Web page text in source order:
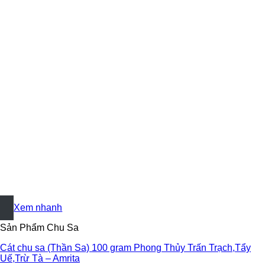
+
Xem nhanh
Sản Phẩm Chu Sa
Cát chu sa (Thần Sa) 100 gram Phong Thủy Trấn Trạch,Tẩy
Uế,Trừ Tà – Amrita